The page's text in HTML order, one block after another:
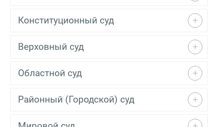
Конституционный суд
Верховный суд
Областной суд
Районный (Городской) суд